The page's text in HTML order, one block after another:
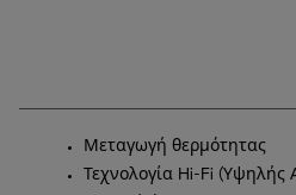
Μεταγωγή θερμότητας
Τεχνολογία Hi-Fi (Υψηλής